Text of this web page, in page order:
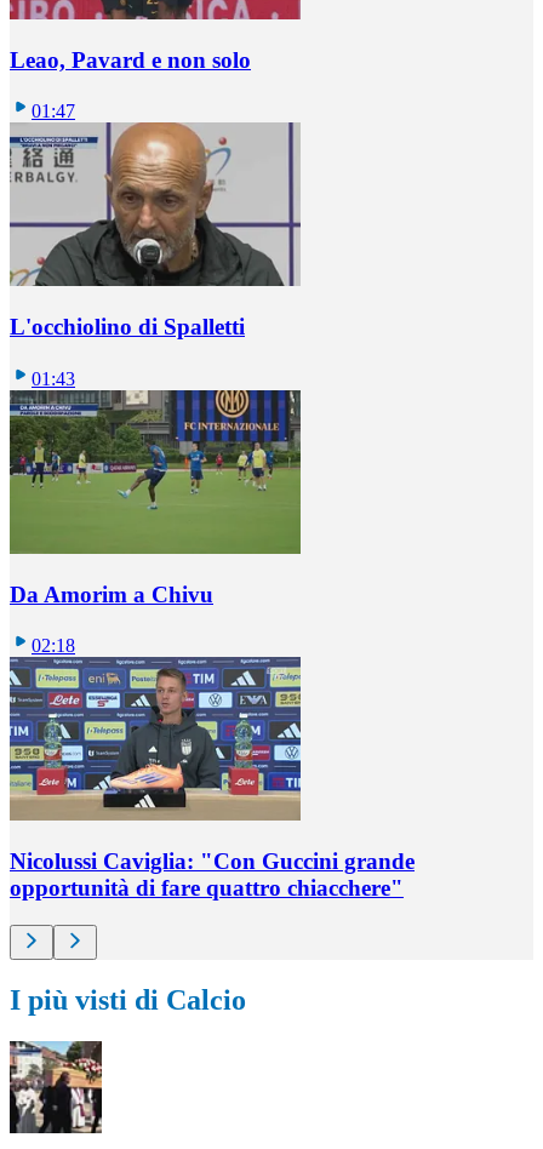
Leao, Pavard e non solo
01:47
L'occhiolino di Spalletti
01:43
Da Amorim a Chivu
02:18
Nicolussi Caviglia: "Con Guccini grande
opportunità di fare quattro chiacchere"
I più visti di Calcio